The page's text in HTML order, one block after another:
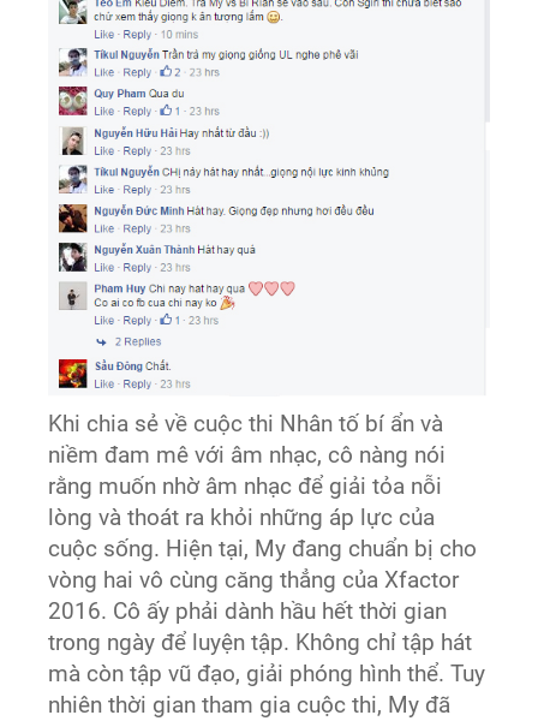
Khi chia sẻ về cuộc thi Nhân tố bí ẩn và
niềm đam mê với âm nhạc, cô nàng nói
rằng muốn nhờ âm nhạc để giải tỏa nỗi
lòng và thoát ra khỏi những áp lực của
cuộc sống. Hiện tại, My đang chuẩn bị cho
vòng hai vô cùng căng thẳng của Xfactor
2016. Cô ấy phải dành hầu hết thời gian
trong ngày để luyện tập. Không chỉ tập hát
mà còn tập vũ đạo, giải phóng hình thể. Tuy
nhiên thời gian tham gia cuộc thi, My đã